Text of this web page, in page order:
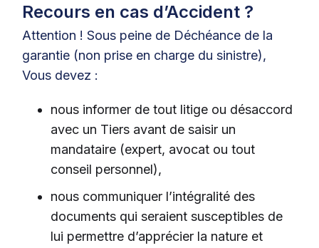
Recours en cas d’Accident ?
Attention ! Sous peine de Déchéance de la
garantie (non prise en charge du sinistre),
Vous devez :
nous informer de tout litige ou désaccord
avec un Tiers avant de saisir un
mandataire (expert, avocat ou tout
conseil personnel),
nous communiquer l’intégralité des
documents qui seraient susceptibles de
lui permettre d’apprécier la nature et